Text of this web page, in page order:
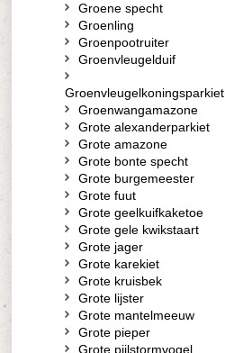
Groene specht
Groenling
Groenpootruiter
Groenvleugelduif
Groenvleugelkoningsparkiet
Groenwangamazone
Grote alexanderparkiet
Grote amazone
Grote bonte specht
Grote burgemeester
Grote fuut
Grote geelkuifkaketoe
Grote gele kwikstaart
Grote jager
Grote karekiet
Grote kruisbek
Grote lijster
Grote mantelmeeuw
Grote pieper
Grote pijlstormvogel